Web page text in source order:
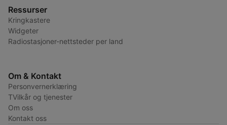
Ressurser
Kringkastere
Widgeter
Radiostasjoner-nettsteder per land
Om & Kontakt
Personvernerklæring
TVilkår og tjenester
Om oss
Kontakt oss